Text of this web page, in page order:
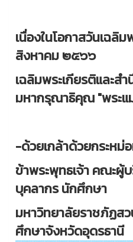
เนื่องในโอกาสวันเฉลิ
สิงหาคม ๒๕๖๖
เฉลิมพระเกียรติและส
มหากรุณาธิคุณ "พระ
-ด้วยเกล้าด้วยกระหม่
ข้าพระพุทธเจ้า คณะผู้
บุคลากร นักศึกษา
มหาวิทยาลัยราชภัฏส
ศึกษาจังหวัดอุดรธานี